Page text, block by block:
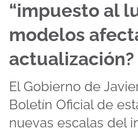
“impuesto al
modelos
actualización?
El Gobierno de
Boletín Oficial de
nuevas escalas del